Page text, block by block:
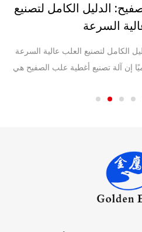
الدليل الكامل لتصنيع
السرعة
الكامل لتصنيع العلب عالية السرعة
دقة هندسية لملايين الأطراف يوميًا إن آلة تصنيع أغطية علب الصفيح هي